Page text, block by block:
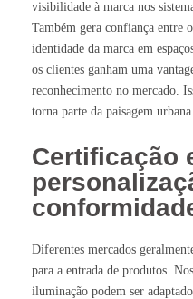
visibilidade à marca nos
Também gera confiança entre
identidade da marca em
os clientes ganham uma
reconhecimento no mercado.
torna parte da paisagem urbana.
Certificação
Diferentes mercados
para a entrada de produtos.
iluminação podem ser